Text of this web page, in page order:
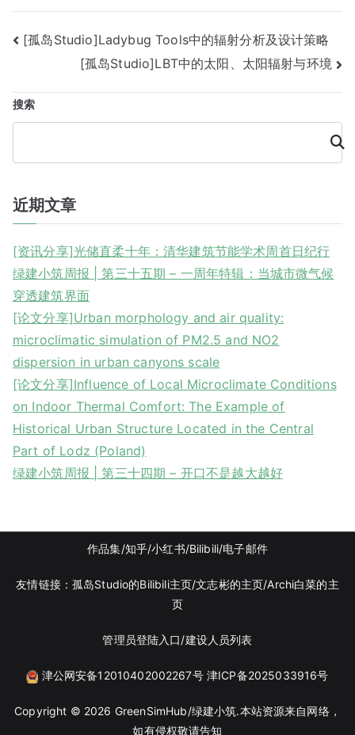
文
导
[孤岛Studio]Ladybug Tools中的辐射分析及设计策略
[孤岛Studio]LBT中的太阳、太阳辐射与环境
搜索
搜
索
近期文章
[资讯分享]光储直柔十年：清华建筑节能学术周首日纪行
绿建小筑周报 | 第三十五期 – 一周年特辑：当城市微气候
穿透建筑界面
[论文分享]Urban morphology and air quality:
microclimatic simulation of PM2.5 and NO2
dispersion in urban canyons scale
[论文分享]Influence of Local Microclimate Conditions
on Indoor Thermal Comfort: The Example of
Historical Urban Structure Located in the Central
Part of Lodz (Poland)
绿建小筑周报 | 第三十四期 – 开口不是越大越好
作品集/知乎/小红书/Bilibili/电子邮件
友情链接：孤岛Studio的Bilibili主页/文志彬的主页/Archi白菜的主
页
管理员登陆入口/建设人员列表
津公网安备12010402002267号 津ICP备2025033916号
Copyright © 2026 GreenSimHub/绿建小筑.本站资源来自网络，
如有侵权敬请告知